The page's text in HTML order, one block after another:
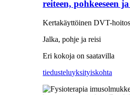
reiteen, pohkeeseen
Kertakäyttöinen DVT-
Jalka, pohje ja reisi
Eri kokoja on saatavilla
tiedusteluyksityiskohta